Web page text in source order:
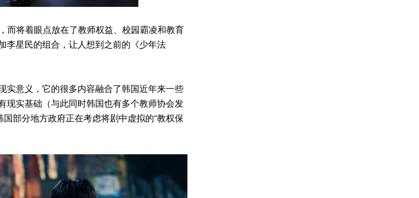
而将着眼点放在了教师权益、校园霸凌和教育
李星民的组合，让人想到之前的《少年法
实意义，它的很多内容融合了韩国近年来一些
现实基础（与此同时韩国也有多个教师协会发
部分地方政府正在考虑将剧中虚拟的“教权保